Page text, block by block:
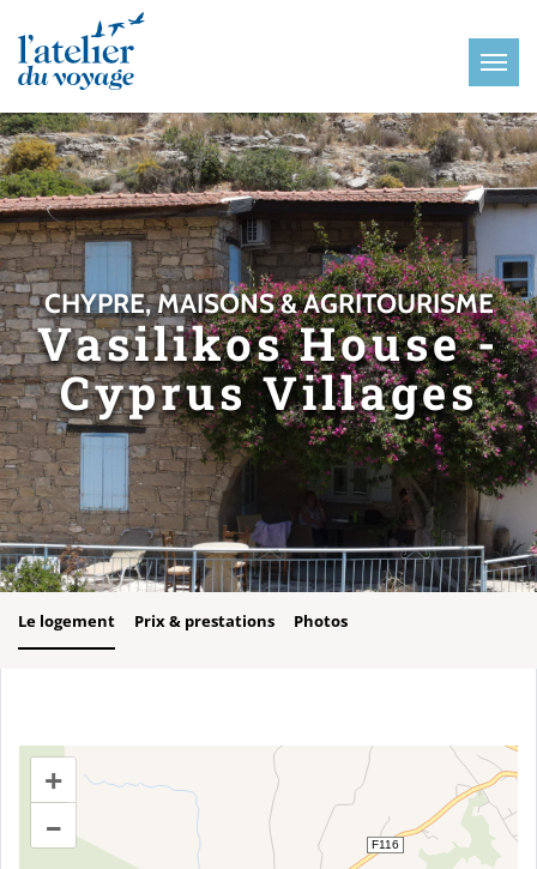
CHYPRE, MAISONS & AGRITOURISME
Vasilikos House -
Cyprus Villages
Le logement Prix & prestations Photos
+
–
Panneau de gestion des cookies